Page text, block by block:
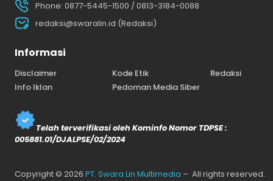
Phone: 0877-5445-1500 / 0813-3184-0088
redaksi@swaralin.id (Redaksi)
Informasi
Disclaimer Kode Etik
Redaksi
Info Iklan
Pedoman Media Siber
Telah terverifikasi oleh Kominfo Nomor TDPSE :
005881.01/DJALPSE/02/2024
Copyright © 2026 PT. Swara Lin Multimedia – All rights reserved.